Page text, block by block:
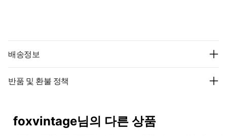
배송정보
반품 및 환불 정책
foxvintage님의 다른 상품